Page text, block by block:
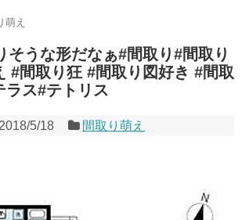
萌え
そうな形だなぁ#間取り#間取り
#間取り狂 #間取り図好き #間取
ラス#テトリス
2018/5/18 間取り萌え